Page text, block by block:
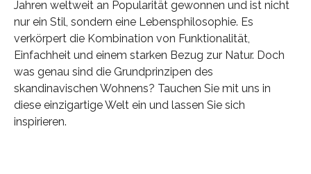
Jahren weltweit an Popularität gewonnen und ist nicht
nur ein Stil, sondern eine Lebensphilosophie. Es
verkörpert die Kombination von Funktionalität,
Einfachheit und einem starken Bezug zur Natur. Doch
was genau sind die Grundprinzipen des
skandinavischen Wohnens? Tauchen Sie mit uns in
diese einzigartige Welt ein und lassen Sie sich
inspirieren.